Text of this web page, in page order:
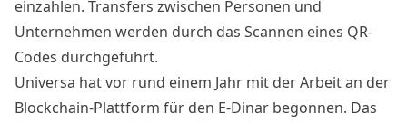
einzahlen. Transfers zwischen Personen und
Unternehmen werden durch das Scannen eines QR-
Codes durchgeführt.
Universa hat vor rund einem Jahr mit der Arbeit an der
Blockchain-Plattform für den E-Dinar begonnen. Das